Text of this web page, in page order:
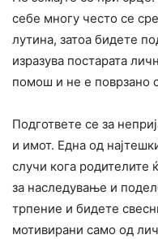
себе многу често се
лутина, затоа бидете
изразува постарата
помош и не е поврзано
Подгответе се за
и имот. Една од
случи кога родителите
за наследување и
трпение и бидете
мотивирани само од